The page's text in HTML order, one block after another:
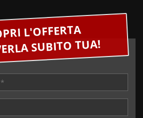
L'OFFERTA
SUBITO TUA!